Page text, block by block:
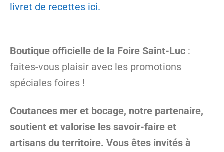
livret de recettes ici.
Boutique officielle de la Foire Saint-Luc :
faites-vous plaisir avec les promotions
spéciales foires !
Coutances mer et bocage, notre partenaire,
soutient et valorise les savoir-faire et
artisans du territoire. Vous êtes invités à